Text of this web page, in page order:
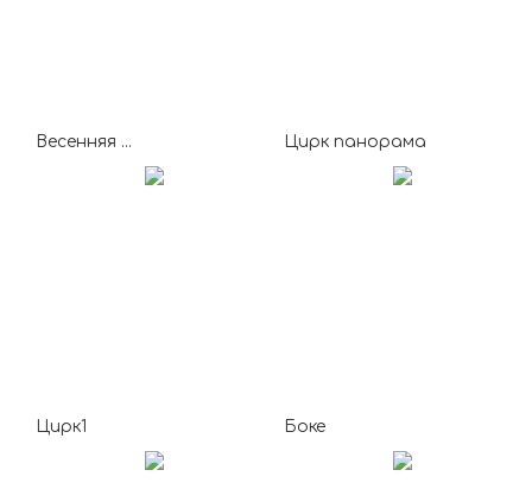
Весенняя ... Цирк панорама
Цирк1 Боке